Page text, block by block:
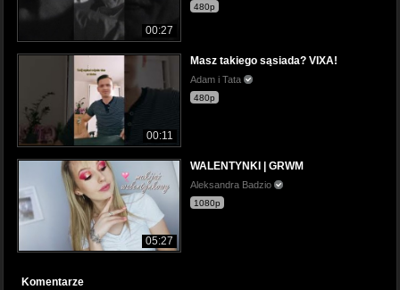
00:27
480p
00:11
Masz takiego sąsiada? VIXA!
Adam i Tata
480p
05:27
WALENTYNKI | GRWM
Aleksandra Badzio
1080p
Komentarze